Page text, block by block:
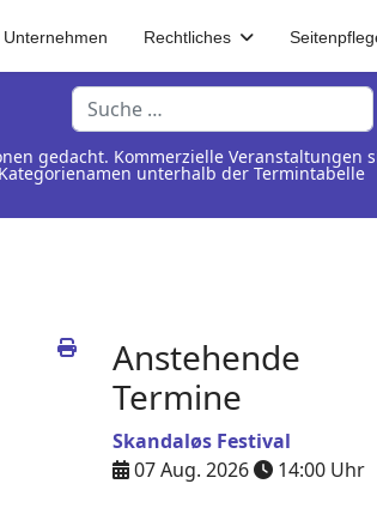
Unternehmen Rechtliches
Suchen
gedacht. Kommerzielle Veranstaltungen
unterhalb der Termintabelle
Anstehende
Termine
Skandaløs Festival
07 Aug. 2026
14:00 Uhr